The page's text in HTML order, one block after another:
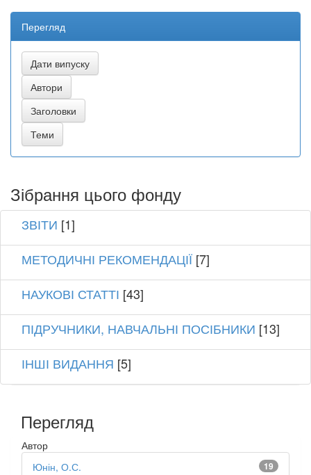
Перегляд
Зібрання цього фонду
ЗВІТИ [1]
МЕТОДИЧНІ РЕКОМЕНДАЦІЇ [7]
НАУКОВІ СТАТТІ [43]
ПІДРУЧНИКИ, НАВЧАЛЬНІ ПОСІБНИКИ [13]
ІНШІ ВИДАННЯ [5]
Перегляд
Автор
19
Юнін, О.С.